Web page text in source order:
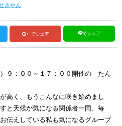
きやん
でシェア でシェア
９：００～１７：００開催の たん
高く、もうこんなに咲き始めまし
と天候が気になる関係者一同。毎
伝えしている私も気になるグループ